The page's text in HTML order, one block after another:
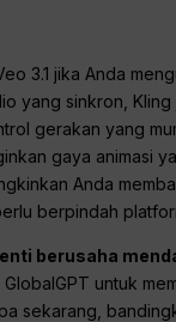
3.1 jika Anda
yang sinkron, Kling
gerakan yang
gaya animasi
Anda
berpindah
berusaha
GlobalGPT untuk
sekarang,